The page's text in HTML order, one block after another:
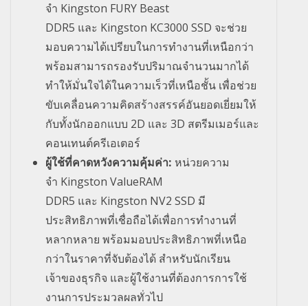
จำ Kingston FURY Beast
DDR5 และ Kingston KC3000 SSD จะช่วย
มอบความได้เปรียบในการทำงานที่เหนือกว่า
พร้อมสามารถรองรับปริมาณจำนวนมากได้
ทำให้มั่นใจได้ในความเร็วที่เหนือชั้น เพื่อช่วย
ขับเคลื่อนความคิดสร้างสรรค์อันยอดเยี่ยมให้
กับทั้งนักออกแบบ 2D และ 3D สตรีมเมอร์และ
คอนเทนต์ครีเอเตอร์
ผู้ใช้ที่คาดหวังความคุ้มค่า: หน่วยความ
จำ Kingston ValueRAM
DDR5 และ Kingston NV2 SSD มี
ประสิทธิภาพที่เชื่อถือได้เพื่อการทำงานที่
หลากหลาย พร้อมมอบประสิทธิภาพที่เหนือ
กว่าในราคาที่จับต้องได้ สำหรับนักเรียน
เจ้าของธุรกิจ และผู้ใช้งานที่ต้องการการใช้
งานการประมวลผลทั่วไป